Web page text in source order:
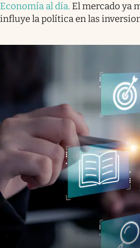
Economía al día. El mercado ya
influye la política en las